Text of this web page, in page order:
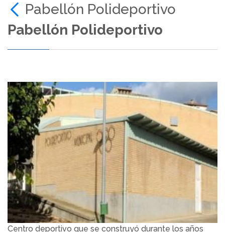
Pabellón Polideportivo
Pabellón Polideportivo
Centro deportivo que se construyó durante los años